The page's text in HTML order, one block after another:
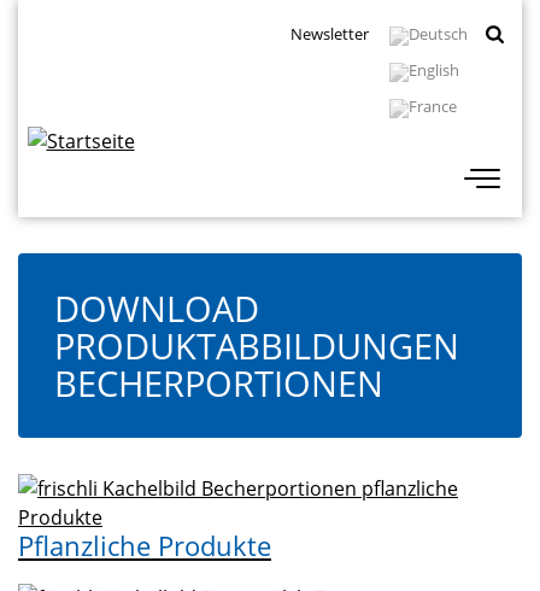
Newsletter
DOWNLOAD
PRODUKTABBILDUNGEN
BECHERPORTIONEN
Pflanzliche Produkte